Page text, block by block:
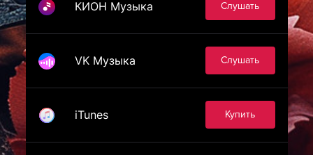
КИОН Музыка Слушать
VK Музыка Слушать
iTunes Купить